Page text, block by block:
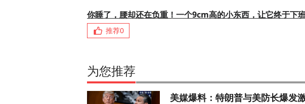
你睡了，腰却还在负重！一个9cm高的小东西，让它终于下
推荐0
为您推荐
美媒爆料：特朗普与美防长爆发